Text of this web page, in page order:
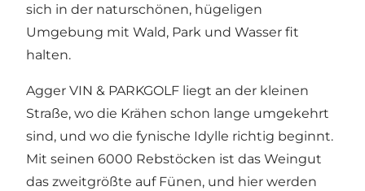
sich in der naturschönen, hügeligen
Umgebung mit Wald, Park und Wasser fit
halten.
Agger VIN & PARKGOLF liegt an der kleinen
Straße, wo die Krähen schon lange umgekehrt
sind, und wo die fynische Idylle richtig beginnt.
Mit seinen 6000 Rebstöcken ist das Weingut
das zweitgrößte auf Fünen, und hier werden